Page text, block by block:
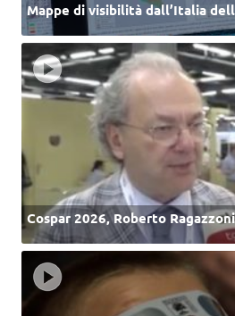
Mappe di visibilità dall’Italia
Cospar 2026, Roberto